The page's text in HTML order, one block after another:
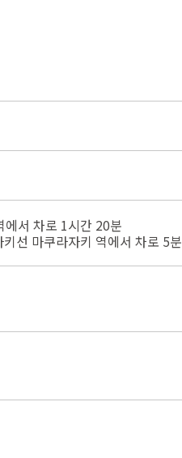
에서 차로 1시간 20분
선 마쿠라자키 역에서 차로 5분